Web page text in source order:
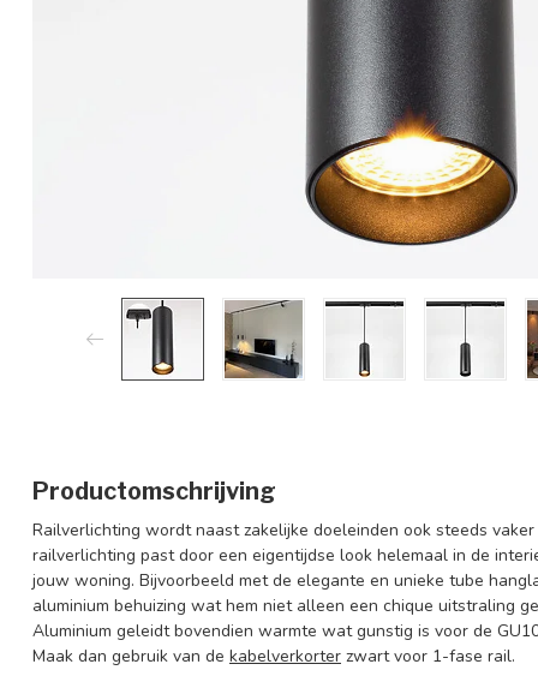
Productomschrijving
Railverlichting wordt naast zakelijke doeleinden ook steeds
railverlichting past door een eigentijdse look helemaal in de
jouw woning. Bijvoorbeeld met de elegante en unieke tube
aluminium behuizing wat hem niet alleen een chique uitstraling
Aluminium geleidt bovendien warmte wat gunstig is voor de
Maak dan gebruik van de kabelverkorter zwart voor 1-fase rail.